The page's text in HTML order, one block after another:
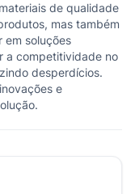
de qualidade
mas também
em soluções
a competitividade no
desperdícios.
e